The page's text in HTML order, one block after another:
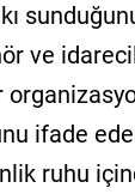
ve
ifade
ruhu